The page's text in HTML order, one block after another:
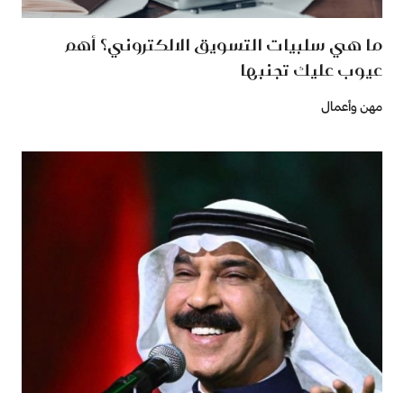
ما هي سلبيات التسويق الالكتروني؟ أهم
عيوب عليك تجنبها
مهن وأعمال